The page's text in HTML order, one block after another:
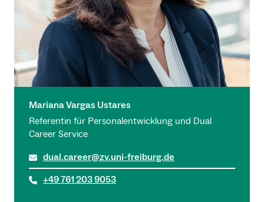
Mariana Vargas Ustares
Referentin für Personalentwicklung und Dual
Career Service
dual.career@zv.uni-freiburg.de
+49 761 203 9053